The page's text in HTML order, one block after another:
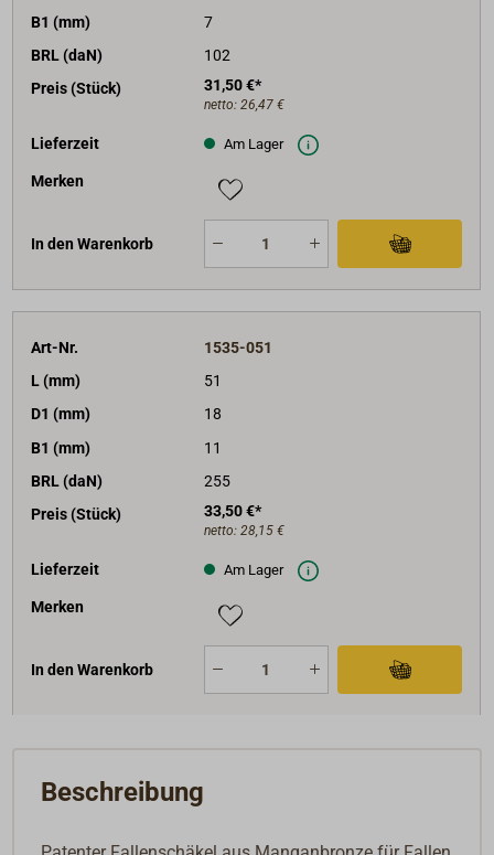
B1 (mm)
7
BRL (daN)
102
Preis (Stück)
31,50 €*
netto: 26,47 €
Lieferzeit Am Lager
Merken
In den Warenkorb
Art-Nr.
1535-051
L (mm)
51
D1 (mm)
18
B1 (mm)
11
BRL (daN)
255
Preis (Stück)
33,50 €*
netto: 28,15 €
Lieferzeit Am Lager
Merken
In den Warenkorb
Beschreibung